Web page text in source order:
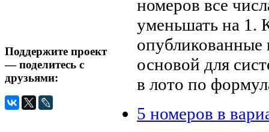
Поддержите проект
— поделитесь с
друзьями:
номеров все
уменьшать на 1.
опубликованные
основой для
в лото по
5 номеров в